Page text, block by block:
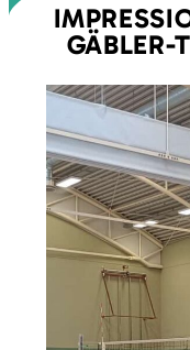
GÄBLER-